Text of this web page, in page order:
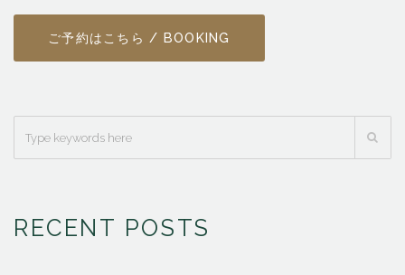
ご予約はこちら / BOOKING
RECENT POSTS